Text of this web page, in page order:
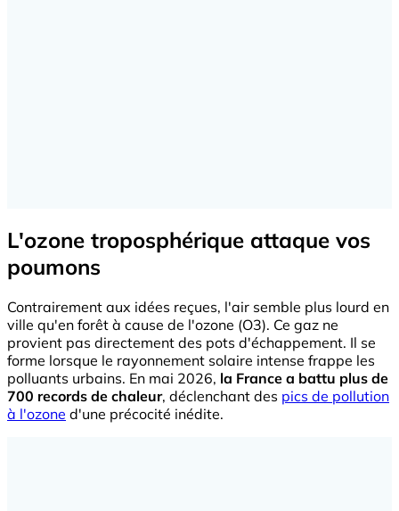
L'ozone troposphérique attaque vos
poumons
Contrairement aux idées reçues, l'air semble plus lourd en
ville qu'en forêt à cause de l'ozone (O3). Ce gaz ne
provient pas directement des pots d'échappement. Il se
forme lorsque le rayonnement solaire intense frappe les
polluants urbains. En mai 2026, la France a battu plus de
700 records de chaleur, déclenchant des pics de pollution
à l'ozone d'une précocité inédite.